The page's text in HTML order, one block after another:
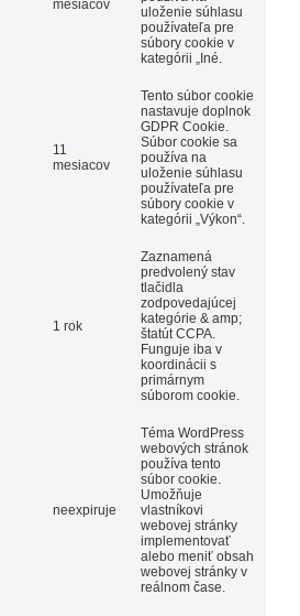
mesiacov
uloženie súhlasu
používateľa pre
súbory cookie v
kategórii „Iné.
11
mesiacov
Tento súbor cookie
nastavuje doplnok
GDPR Cookie.
Súbor cookie sa
používa na
uloženie súhlasu
používateľa pre
súbory cookie v
kategórii „Výkon“.
1 rok
Zaznamená
predvolený stav
tlačidla
zodpovedajúcej
kategórie & amp;
štatút CCPA.
Funguje iba v
koordinácii s
primárnym
súborom cookie.
neexpiruje
Téma WordPress
webových stránok
používa tento
súbor cookie.
Umožňuje
vlastníkovi
webovej stránky
implementovať
alebo meniť obsah
webovej stránky v
reálnom čase.